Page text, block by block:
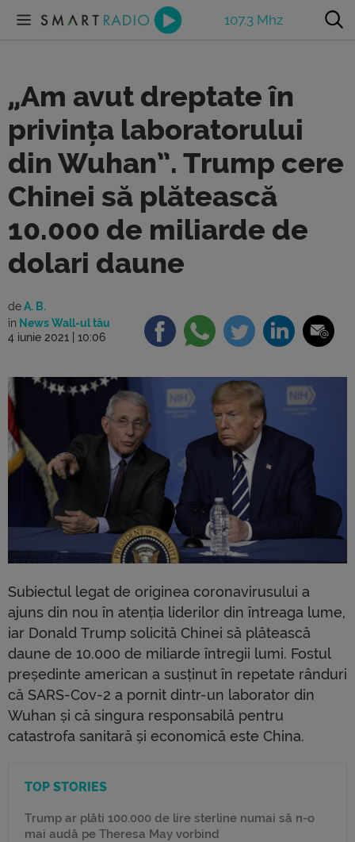
107.3 Mhz
„Am avut dreptate în
privința laboratorului
din Wuhan”. Trump cere
Chinei să plătească
10.000 de miliarde de
dolari daune
deA. B.
în News Wall-ul tău
4 iunie 2021 | 10:06
Subiectul legat de originea coronavirusului a
ajuns din nou în atenția liderilor din întreaga lume,
iar Donald Trump solicită Chinei să plătească
daune de 10.000 de miliarde întregii lumi. Fostul
președinte american a susținut în repetate rânduri
că SARS-Cov-2 a pornit dintr-un laborator din
Wuhan și că singura responsabilă pentru
catastrofa sanitară și economică este China.
TOP STORIES
Trump ar plăti 100.000 de lire sterline numai să n-o
mai audă pe Theresa May vorbind